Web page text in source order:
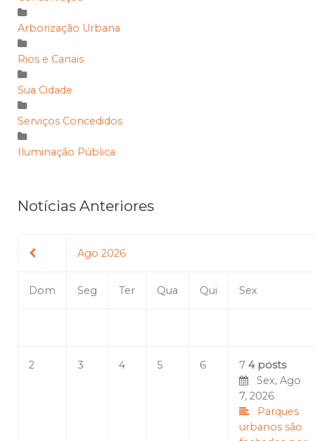
Arborização Urbana
Rios e Canais
Sua Cidade
Serviços Concedidos
Iluminação Pública
Notícias Anteriores
Ago 2026
Dom Seg Ter Qua Qui Sex
2 3 4 5 6 7 4 posts
Sex, Ago
7, 2026
Parques
urbanos são